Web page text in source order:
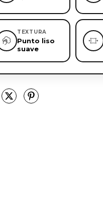
TEXTURA
Punto liso
suave